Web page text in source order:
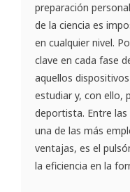
preparación
de la ciencia es
en cualquier nivel.
clave en cada fase
aquellos
estudiar y, con ello,
deportista. Entre las
una de las más
ventajas, es el
la eficiencia en la